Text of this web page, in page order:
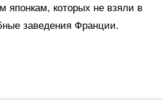
японкам, которых не взяли в
заведения Франции.